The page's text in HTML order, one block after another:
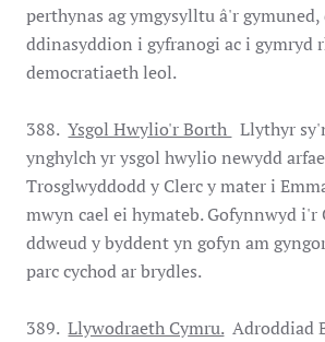
perthynas ag ymgysylltu â'r
ddinasyddion i gyfranogi ac i gymryd
democratiaeth leol.
388.Ysgol Hwylio'r Borth Llythyr
ynghylch yr ysgol hwylio newydd
Trosglwyddodd y Clerc y mater i
mwyn cael ei hymateb. Gofynnwyd i'r
ddweud y byddent yn gofyn am
parc cychod ar brydles.
389.Llywodraeth Cymru.Adroddiad